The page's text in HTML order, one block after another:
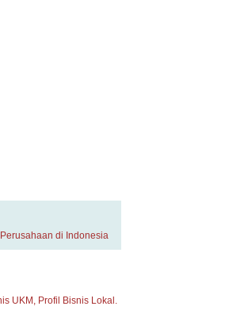
di Indonesia
UKM, Profil Bisnis Lokal.